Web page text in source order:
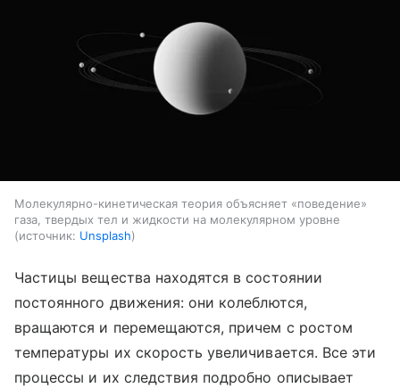
Молекулярно-кинетическая теория объясняет «поведение»
газа, твердых тел и жидкости на молекулярном уровне
источник: Unsplash
Частицы вещества находятся в состоянии
постоянного движения: они колеблются,
вращаются и перемещаются, причем с ростом
температуры их скорость увеличивается. Все эти
процессы и их следствия подробно описывает